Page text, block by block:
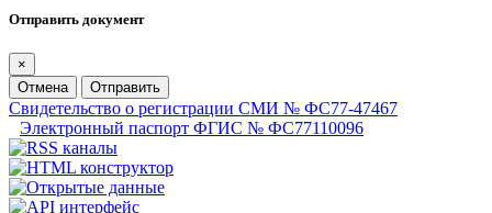
Отправить документ
×
Отмена
Отправить
Свидетельство о регистрации СМИ № ФС77-47467
Электронный паспорт ФГИС № ФС77110096